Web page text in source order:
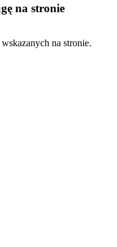
na stronie
na stronie.